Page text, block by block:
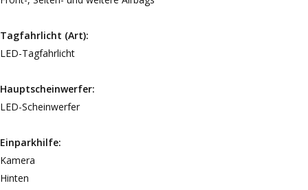
Tagfahrlicht (Art):
LED-Tagfahrlicht
Hauptscheinwerfer:
LED-Scheinwerfer
Einparkhilfe:
Kamera
Hinten